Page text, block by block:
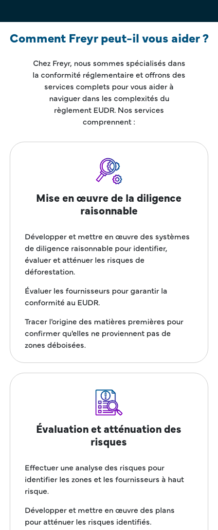
Comment Freyr peut-il vous aider ?
Chez Freyr, nous sommes spécialisés dans
la conformité réglementaire et offrons des
services complets pour vous aider à
naviguer dans les complexités du
règlement EUDR. Nos services
comprennent :
Mise en œuvre de la diligence
raisonnable
Développer et mettre en œuvre des systèmes
de diligence raisonnable pour identifier,
évaluer et atténuer les risques de
déforestation.
Évaluer les fournisseurs pour garantir la
conformité au EUDR.
Tracer l'origine des matières premières pour
confirmer qu'elles ne proviennent pas de
zones déboisées.
Évaluation et atténuation des
risques
Effectuer une analyse des risques pour
identifier les zones et les fournisseurs à haut
risque.
Développer et mettre en œuvre des plans
pour atténuer les risques identifiés.